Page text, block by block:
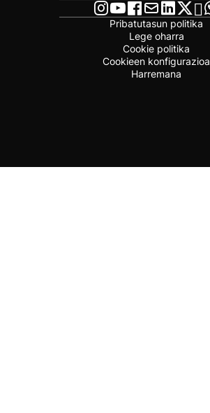
Pribatutasun politika
Lege oharra
Cookie politika
Cookieen konfigurazioa
Harremana